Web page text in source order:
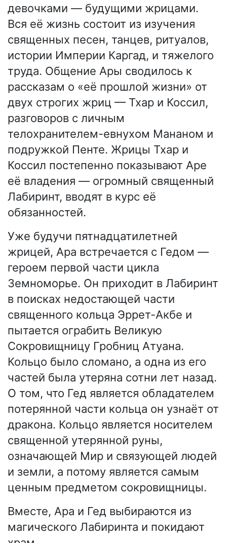
девочками — будущими жрицами.
Вся её жизнь состоит из изучения
священных песен, танцев, ритуалов,
истории Империи Каргад, и тяжелого
труда. Общение Ары сводилось к
рассказам о «её прошлой жизни» от
двух строгих жриц — Тхар и Коссил,
разговоров с личным
телохранителем-евнухом Мананом и
подружкой Пенте. Жрицы Тхар и
Коссил постепенно показывают Аре
её владения — огромный священный
Лабиринт, вводят в курс её
обязанностей.
Уже будучи пятнадцатилетней
жрицей, Ара встречается с Гедом —
героем первой части цикла
Земноморье. Он приходит в Лабиринт
в поисках недостающей части
священного кольца Эррет-Акбе и
пытается ограбить Великую
Сокровищницу Гробниц Атуана.
Кольцо было сломано, а одна из его
частей была утеряна сотни лет назад.
О том, что Гед является обладателем
потерянной части кольца он узнаёт от
дракона. Кольцо является носителем
священной утерянной руны,
означающей Мир и связующей людей
и земли, а потому является самым
ценным предметом сокровищницы.
Вместе, Ара и Гед выбираются из
магического Лабиринта и покидают